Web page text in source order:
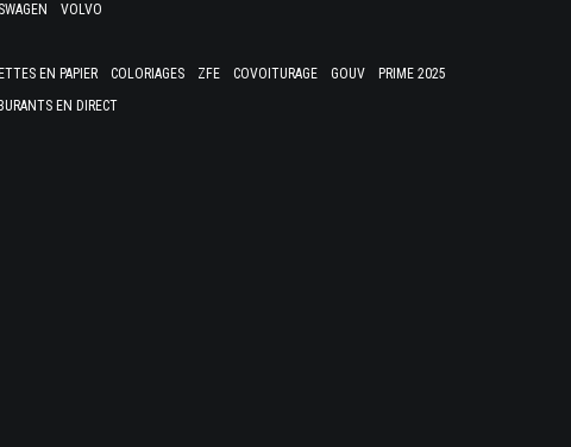
VOLVO
EN PAPIER COLORIAGES ZFE COVOITURAGE GOUV
PRIME 2025
EN DIRECT